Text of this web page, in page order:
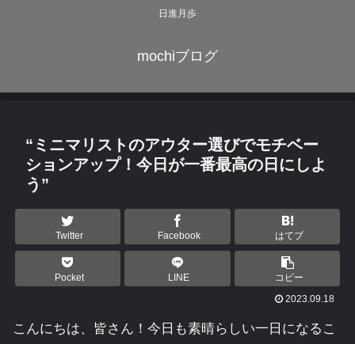
日進月歩
mochiブログ
“ミニマリストのアウター選びでモチベー
ションアップ！今日が一番最高の日にしよ
う”
Twitter Facebook はてブ
Pocket LINE
コピー
2023.09.18
こんにちは、皆さん！今日も素晴らしい一日になるこ